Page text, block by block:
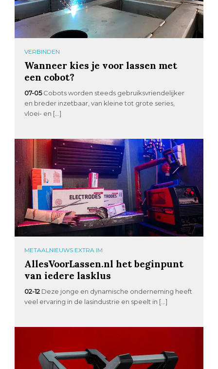
VERBINDEN
Wanneer kies je voor lassen met
een cobot?
07-05 Cobots worden steeds gebruiksvriendelijker
en breder inzetbaar, van kleine tot grote series,
vloei- en […]
METAALNIEUWS EXTRA IM
AllesVoorLassen.nl het beginpunt
van iedere lasklus
02-12 Deze jonge en dynamische onderneming heeft
veel ervaring in de lasindustrie en speelt in […]